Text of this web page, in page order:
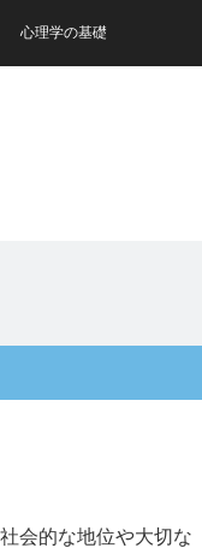
心理学の基礎
会的な地位や大切な